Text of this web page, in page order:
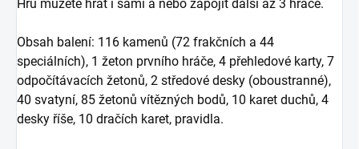
Hru můžete hrát i sami a nebo zapojit další až 3 hráče.
Obsah balení: 116 kamenů (72 frakčních a 44
speciálních), 1 žeton prvního hráče, 4 přehledové karty, 7
odpočítávacích žetonů, 2 středové desky (oboustranné),
40 svatyní, 85 žetonů vítězných bodů, 10 karet duchů, 4
desky říše, 10 dračích karet, pravidla.